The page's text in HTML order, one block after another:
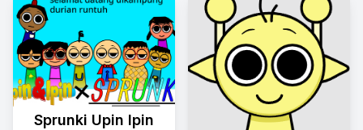
Sprunki Upin Ipin